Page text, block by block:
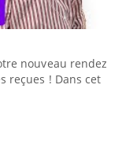
nouveau rendez-
reçues ! Dans cet